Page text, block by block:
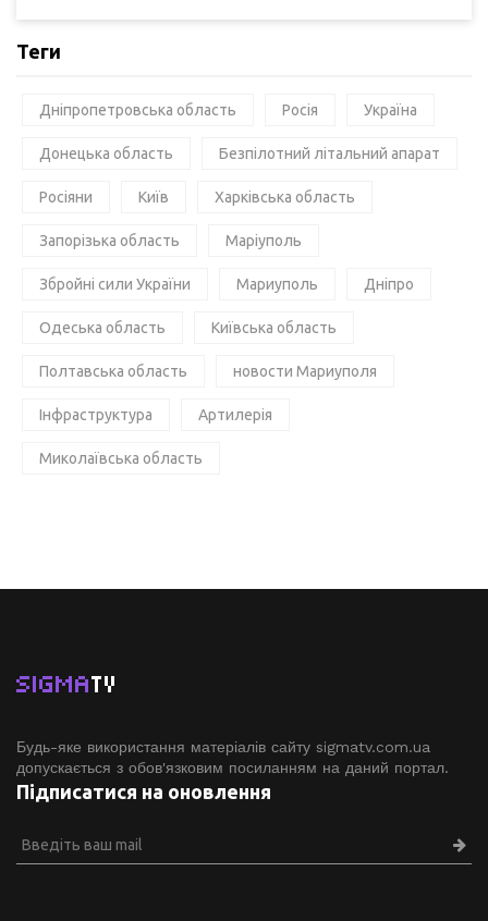
Теги
Дніпропетровська область Росія Україна
Донецька область Безпілотний літальний апарат
Росіяни Київ Харківська область
Запорізька область Маріуполь
Збройні сили України Мариуполь Дніпро
Одеська область Київська область
Полтавська область новости Мариуполя
Інфраструктура Артилерія
Миколаївська область
SIGMATV
Будь-яке використання матеріалів сайту sigmatv.com.ua
допускається з обов'язковим посиланням на даний портал.
Підписатися на оновлення